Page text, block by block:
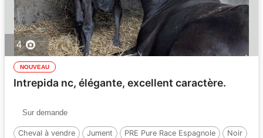
4
NOUVEAU
Intrepida nc, élégante, excellent caractère.
Sur demande
Cheval à vendre Jument PRE Pure Race Espagnole
Noir